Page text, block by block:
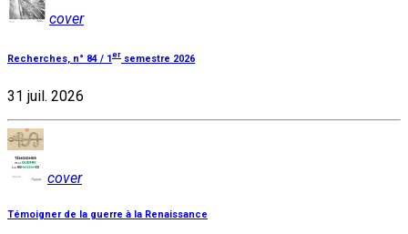
cover
Recherches, n° 84 / 1er semestre 2026
31 juil. 2026
cover
Témoigner de la guerre à la Renaissance